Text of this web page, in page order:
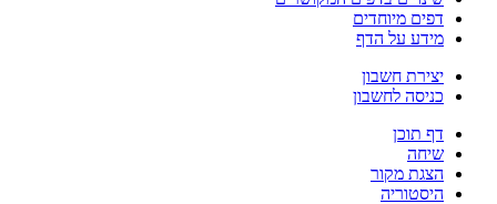
דפים מיוחדים
מידע על הדף
יצירת חשבון
כניסה לחשבון
דף תוכן
שיחה
הצגת מקור
היסטוריה